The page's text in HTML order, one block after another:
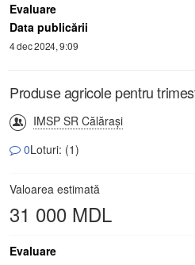
Evaluare
Data publicării
4 dec 2024, 9:09
Produse agricole pentru
IMSP SR Călăraşi
0Loturi: (1)
Valoarea estimată
31 000 MDL
Evaluare